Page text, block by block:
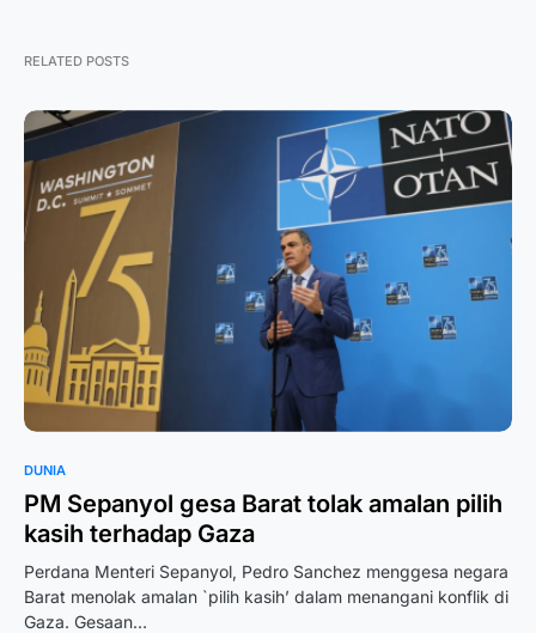
RELATED POSTS
DUNIA
PM Sepanyol gesa Barat tolak amalan pilih
kasih terhadap Gaza
Perdana Menteri Sepanyol, Pedro Sanchez menggesa negara
Barat menolak amalan `pilih kasih’ dalam menangani konflik di
Gaza. Gesaan…